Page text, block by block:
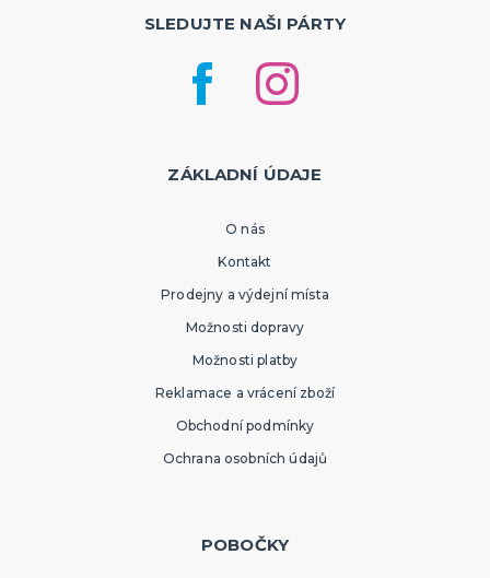
SLEDUJTE NAŠI PÁRTY
ZÁKLADNÍ ÚDAJE
O nás
Kontakt
Prodejny a výdejní místa
Možnosti dopravy
Možnosti platby
Reklamace a vrácení zboží
Obchodní podmínky
Ochrana osobních údajů
POBOČKY